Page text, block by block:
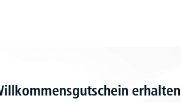
erhalten